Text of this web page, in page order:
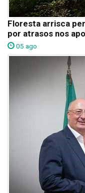
Floresta arrisca
por atrasos nos
05 ago